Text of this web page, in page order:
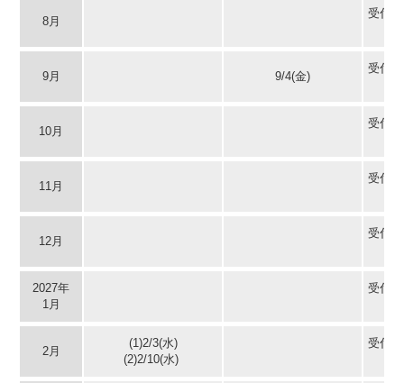
8月
受付
9月 9/4(金)
受付
10月
受付
11月
受付
12月
受付
2027年
1月
受付
2月
(1)2/3(水)
(2)2/10(水)
受付